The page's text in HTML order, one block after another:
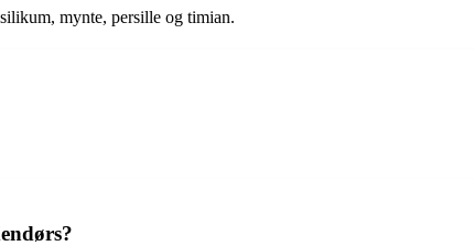
mynte, persille og timian.